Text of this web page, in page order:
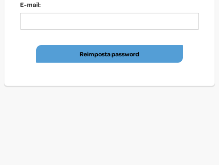
E-mail: